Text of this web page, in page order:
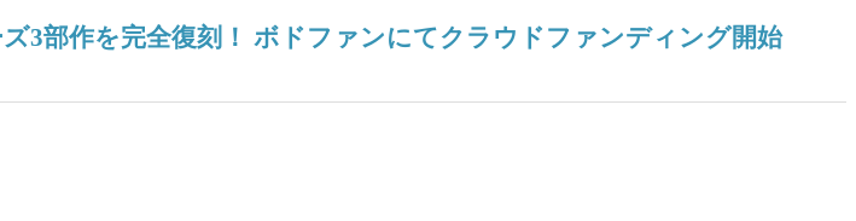
3部作を完全復刻！ ボドファンにてクラウドファンディング開始